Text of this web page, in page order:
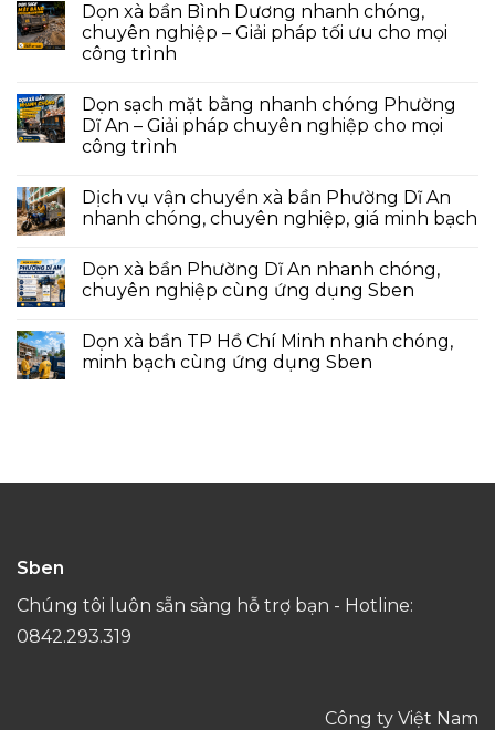
Dọn xà bần Bình Dương nhanh chóng,
chuyên nghiệp – Giải pháp tối ưu cho mọi
công trình
Dọn sạch mặt bằng nhanh chóng Phường
Dĩ An – Giải pháp chuyên nghiệp cho mọi
công trình
Dịch vụ vận chuyển xà bần Phường Dĩ An
nhanh chóng, chuyên nghiệp, giá minh bạch
Dọn xà bần Phường Dĩ An nhanh chóng,
chuyên nghiệp cùng ứng dụng Sben
Dọn xà bần TP Hồ Chí Minh nhanh chóng,
minh bạch cùng ứng dụng Sben
Sben
Chúng tôi luôn sẵn sàng hỗ trợ bạn - Hotline:
0842.293.319
Công ty Việt Nam